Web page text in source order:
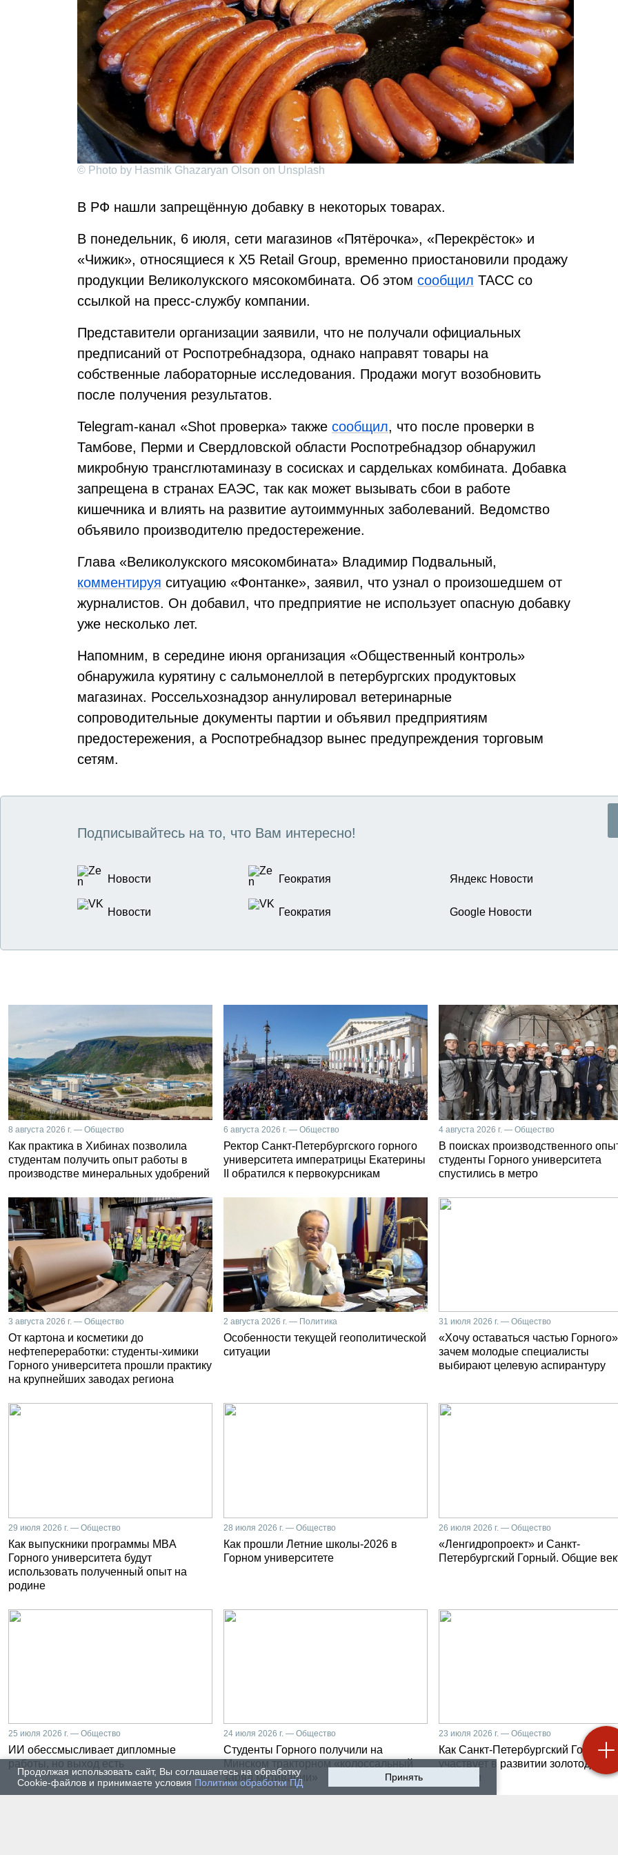
© Photo by Hasmik Ghazaryan Olson on Unsplash
В РФ нашли запрещённую добавку в некоторых товарах.
В понедельник, 6 июля, сети магазинов «Пятёрочка», «Перекрёсток» и
«Чижик», относящиеся к X5 Retail Group, временно приостановили продажу
продукции Великолукского мясокомбината. Об этом сообщил ТАСС со
ссылкой на пресс-службу компании.
Представители организации заявили, что не получали официальных
предписаний от Роспотребнадзора, однако направят товары на
собственные лабораторные исследования. Продажи могут возобновить
после получения результатов.
Telegram-канал «Shot проверка» также сообщил, что после проверки в
Тамбове, Перми и Свердловской области Роспотребнадзор обнаружил
микробную трансглютаминазу в сосисках и сардельках комбината. Добавка
запрещена в странах ЕАЭС, так как может вызывать сбои в работе
кишечника и влиять на развитие аутоиммунных заболеваний. Ведомство
объявило производителю предостережение.
Глава «Великолукского мясокомбината» Владимир Подвальный,
комментируя ситуацию «Фонтанке», заявил, что узнал о произошедшем от
журналистов. Он добавил, что предприятие не использует опасную добавку
уже несколько лет.
Напомним, в середине июня организация «Общественный контроль»
обнаружила курятину с сальмонеллой в петербургских продуктовых
магазинах. Россельхознадзор аннулировал ветеринарные
сопроводительные документы партии и объявил предприятиям
предостережения, а Роспотребнадзор вынес предупреждения торговым
сетям.
Подписывайтесь на то, что Вам интересно!
Новости Геократия Яндекс Новости
Новости Геократия Google Новости
Продолжая использовать сайт, Вы соглашаетесь на обработку
Cookie-файлов и принимаете условия Политики обработки ПД Принять
8 августа 2026 г. — Общество
Как практика в Хибинах позволила
студентам получить опыт работы в
производстве минеральных удобрений
6 августа 2026 г. — Общество
Ректор Санкт-Петербургского горного
университета императрицы Екатерины
II обратился к первокурсникам
4 августа 2026 г. — Общество
В поисках производственного
студенты Горного университета
спустились в метро
3 августа 2026 г. — Общество
От картона и косметики до
нефтепереработки: студенты-химики
Горного университета прошли практику
на крупнейших заводах региона
2 августа 2026 г. — Политика
Особенности текущей геополитической
ситуации
31 июля 2026 г. — Общество
«Хочу оставаться частью
зачем молодые специалисты
выбирают целевую аспирантуру
29 июля 2026 г. — Общество
Как выпускники программы MBA
Горного университета будут
использовать полученный опыт на
родине
28 июля 2026 г. — Общество
Как прошли Летние школы-2026 в
Горном университете
26 июля 2026 г. — Общество
«Ленгидропроект» и Санкт-
Петербургский Горный. Общие
25 июля 2026 г. — Общество
ИИ обессмысливает дипломные
работы, но выход есть
24 июля 2026 г. — Общество
Студенты Горного получили на
Минском тракторном «колоссальный
заряд мотивации»
23 июля 2026 г. — Общество
Как Санкт-Петербургский Горный
участвует в развитии
Бурятии